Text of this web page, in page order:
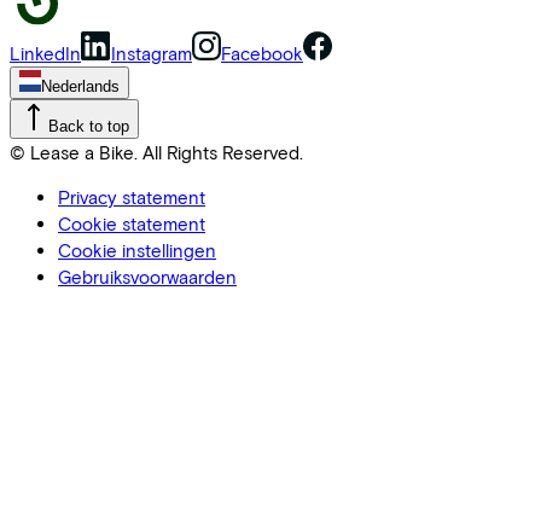
LinkedIn Instagram Facebook
Nederlands
Back to top
© Lease a Bike. All Rights Reserved.
Privacy statement
Cookie statement
Cookie instellingen
Gebruiksvoorwaarden